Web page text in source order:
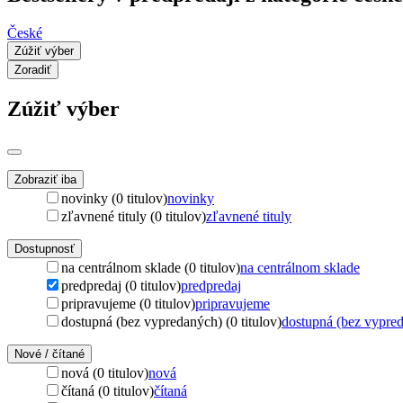
České
Zúžiť výber
Zoradiť
Zúžiť výber
Zobraziť iba
novinky (0 titulov)novinky
zľavnené tituly (0 titulov)zľavnené tituly
Dostupnosť
na centrálnom sklade (0 titulov)na centrálnom sklade
predpredaj (0 titulov)predpredaj
pripravujeme (0 titulov)pripravujeme
dostupná (bez vypredaných) (0 titulov)dostupná (bez
Nové / čítané
nová (0 titulov)nová
čítaná (0 titulov)čítaná